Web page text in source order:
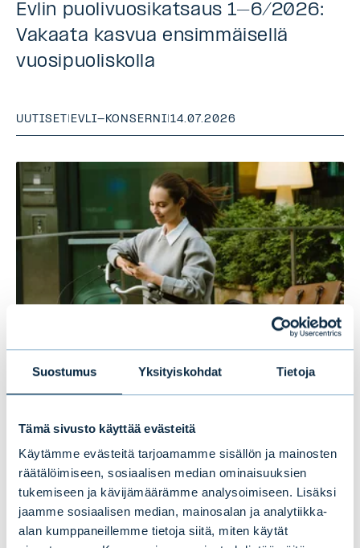
Suostumus Yksityiskohdat Tietoja
Tämä sivusto käyttää evästeitä
Käytämme evästeitä tarjoamamme sisällön ja mainosten
räätälöimiseen, sosiaalisen median ominaisuuksien
tukemiseen ja kävijämäärämme analysoimiseen. Lisäksi
jaamme sosiaalisen median, mainosalan ja analytiikka-
alan kumppaneillemme tietoja siitä, miten käytät
Evlin puolivuosikatsaus 1–6/2026:
Vakaata kasvua ensimmäisellä
vuosipuoliskolla
UUTISET | EVLI-KONSERNI|14.07.2026
Uusi tutkimus paljastaa
osakkeet ja perinteiset rahastot
kärjessä, kryptot viimeisenä
UUTISET |SIJOITUSRAHASTOT|09.07.2026